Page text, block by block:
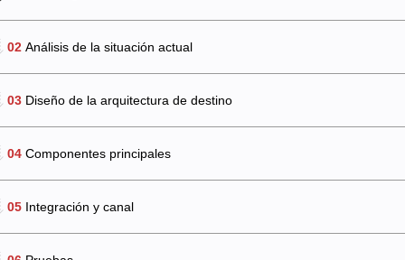
02 Análisis de la situación actual
03 Diseño de la arquitectura de destino
04 Componentes principales
05 Integración y canal